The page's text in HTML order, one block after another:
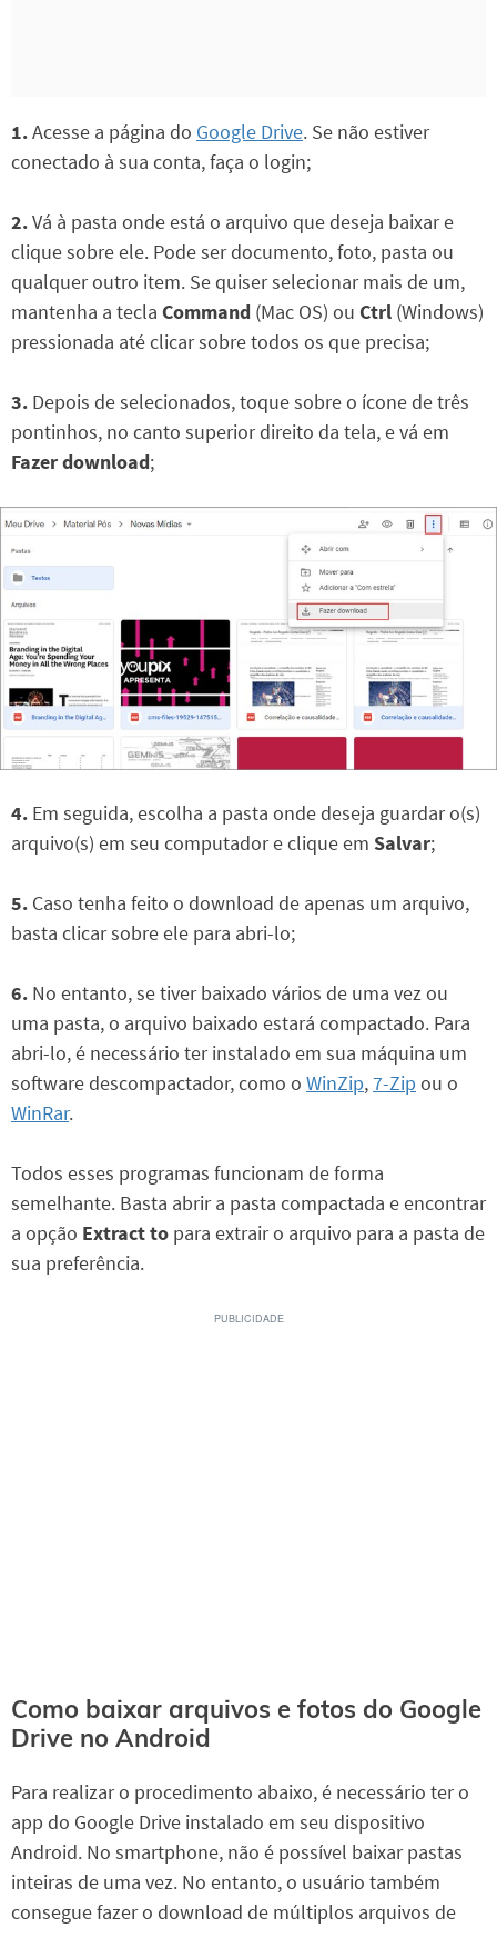
1.Acesse a página do Google Drive. Se não estiver
conectado à sua conta, faça o login;
2.Vá à pasta onde está o arquivo que deseja baixar e
clique sobre ele. Pode ser documento, foto, pasta ou
qualquer outro item. Se quiser selecionar mais de um,
mantenha a tecla Command (Mac OS) ou Ctrl (Windows)
pressionada até clicar sobre todos os que precisa;
3. Depois de selecionados, toque sobre o ícone de três
pontinhos, no canto superior direito da tela, e vá em
Fazer download;
4. Em seguida, escolha a pasta onde deseja guardar o(s)
arquivo(s) em seu computador e clique em Salvar;
5. Caso tenha feito o download de apenas um arquivo,
basta clicar sobre ele para abri-lo;
6. No entanto, se tiver baixado vários de uma vez ou
uma pasta, o arquivo baixado estará compactado. Para
abri-lo, é necessário ter instalado em sua máquina um
software descompactador, como o WinZip,7-Zip ou o
WinRar.
Todos esses programas funcionam de forma
semelhante. Basta abrir a pasta compactada e encontrar
a opção Extract to para extrair o arquivo para a pasta de
sua preferência.
Como baixar arquivos e fotos do Google
Drive no Android
Para realizar o procedimento abaixo, é necessário ter o
app do Google Drive instalado em seu dispositivo
Android. No smartphone, não é possível baixar pastas
inteiras de uma vez. No entanto, o usuário também
consegue fazer o download de múltiplos arquivos de